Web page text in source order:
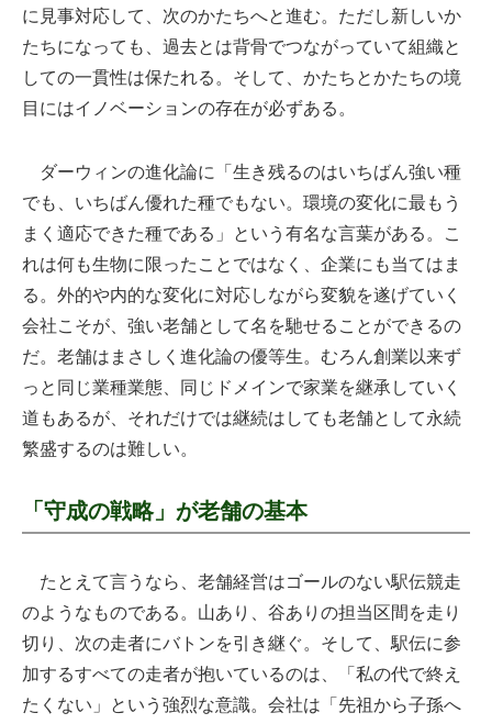
に見事対応して、次のかたちへと進む。ただし新しいか
たちになっても、過去とは背骨でつながっていて組織と
しての一貫性は保たれる。そして、かたちとかたちの境
目にはイノベーションの存在が必ずある。
ダーウィンの進化論に「生き残るのはいちばん強い種
でも、いちばん優れた種でもない。環境の変化に最もう
まく適応できた種である」という有名な言葉がある。こ
れは何も生物に限ったことではなく、企業にも当てはま
る。外的や内的な変化に対応しながら変貌を遂げていく
会社こそが、強い老舗として名を馳せることができるの
だ。老舗はまさしく進化論の優等生。むろん創業以来ず
っと同じ業種業態、同じドメインで家業を継承していく
道もあるが、それだけでは継続はしても老舗として永続
繁盛するのは難しい。
「守成の戦略」が老舗の基本
たとえて言うなら、老舗経営はゴールのない駅伝競走
のようなものである。山あり、谷ありの担当区間を走り
切り、次の走者にバトンを引き継ぐ。そして、駅伝に参
加するすべての走者が抱いているのは、「私の代で終え
たくない」という強烈な意識。会社は「先祖から子孫へ